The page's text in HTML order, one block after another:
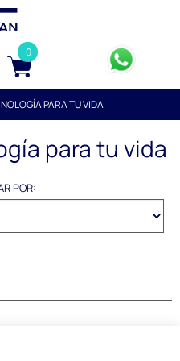
0
PARA TU VIDA
para tu vida
POR: